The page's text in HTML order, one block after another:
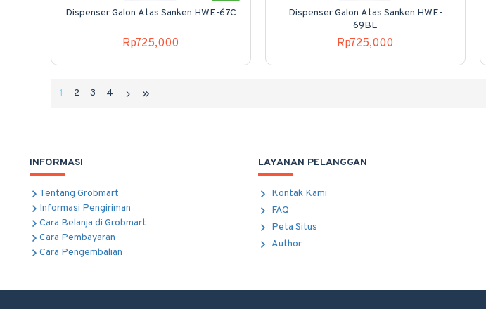
Dispenser Galon Atas Sanken HWE-67C
Rp725,000
Dispenser Galon Atas Sanken HWE-
69BL
Rp725,000
1 2 3 4
INFORMASI
Tentang Grobmart
Informasi Pengiriman
Cara Belanja di Grobmart
Cara Pembayaran
Cara Pengembalian
LAYANAN PELANGGAN
Kontak Kami
FAQ
Peta Situs
Author